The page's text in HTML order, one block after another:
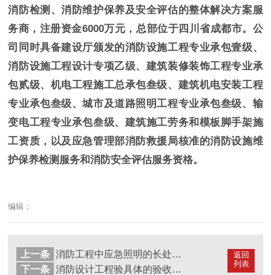
消防检测、消防维护保养及安全评估的整体解决方案服
务商，注册资金6000万元，总部位于四川省成都市。公
司同时具备建设厅颁发的消防设施工程专业承包壹级、
消防设施工程设计专项乙级、建筑装修装饰工程专业承
包贰级、机电工程施工总承包叁级、建筑机电安装工程
专业承包叁级、城市及道路照明工程专业承包叁级、输
变电工程专业承包叁级、建筑施工劳务和模板脚手架施
工资质，以及应急管理部消防救援局核准的消防设施维
护保养检测服务和消防安全评估服务资格。
编辑：
返回
列表
上一条
消防工程中应急照明​的长处和重要性？--国晋消防
下一条
消防设计工程验具体的验收条件?--国晋消防